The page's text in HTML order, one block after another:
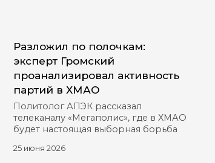
Разложил по полочкам:
эксперт Громский
проанализировал активность
партий в ХМАО
Политолог АПЭК рассказал
телеканалу «Мегаполис», где в ХМАО
будет настоящая выборная борьба
25 июня 2026